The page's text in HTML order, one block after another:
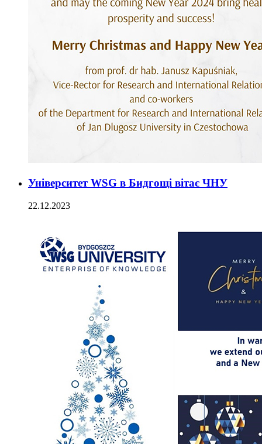
Університет WSG в Бидгощі вітає ЧНУ
22.12.2023